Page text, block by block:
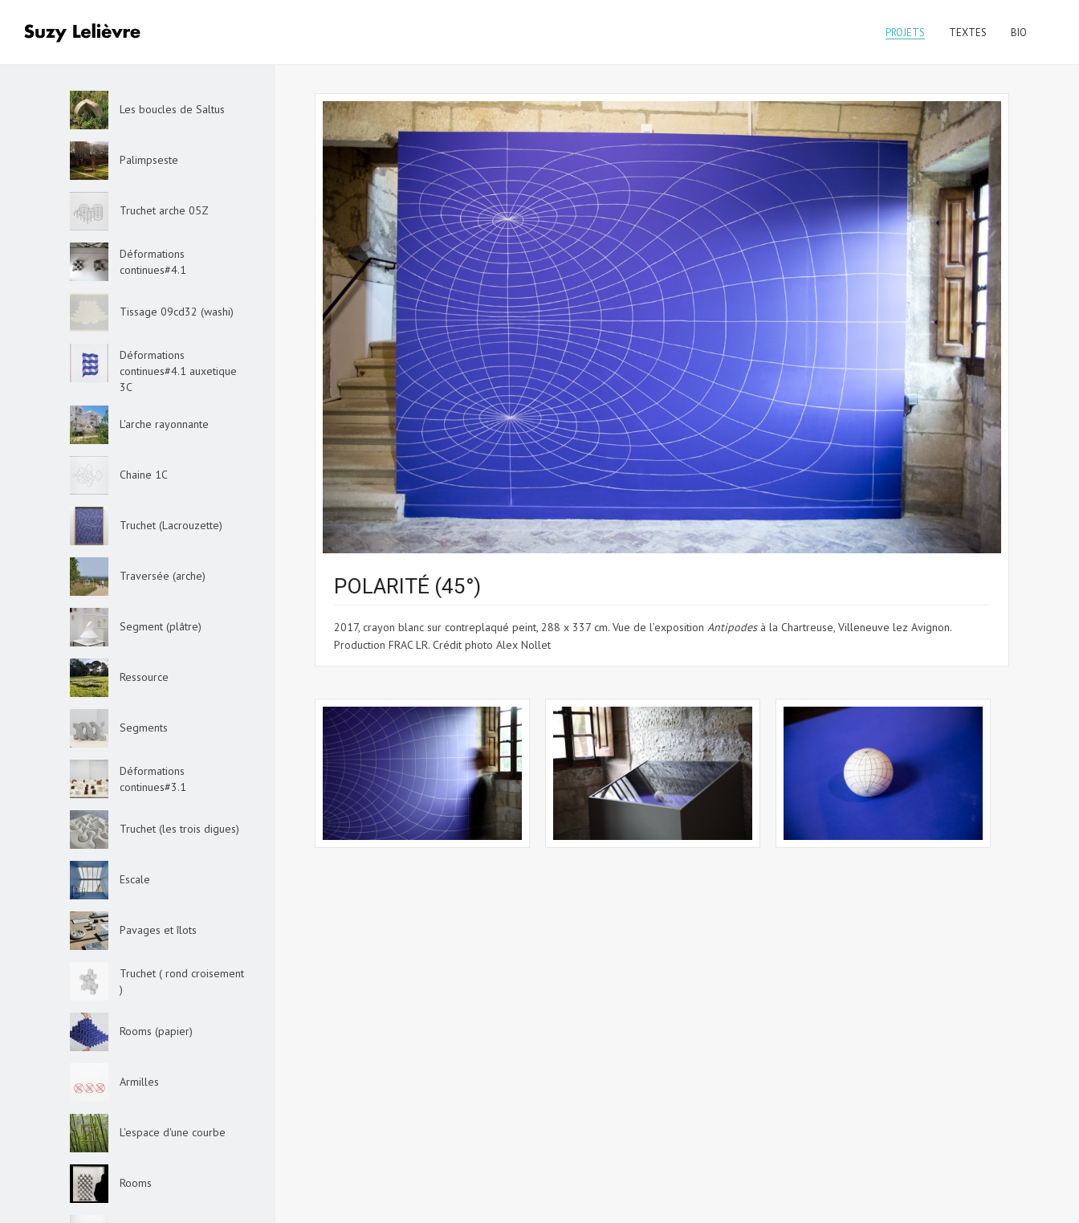
PROJETS TEXTES BIO
POLARITÉ (45°)
2017, crayon blanc sur contreplaqué peint, 288 x 337 cm. Vue de l’exposition Antipodesà la Chartreuse, Villeneuve lez Avignon.
Production FRAC LR. Crédit photo Alex Nollet
Les boucles de Saltus
Palimpseste
Truchet arche 05Z
Déformations
continues#4.1
Tissage 09cd32 (washi)
Déformations
continues#4.1 auxetique
3C
L'arche rayonnante
Chaine 1C
Truchet (Lacrouzette)
Traversée (arche)
Segment (plâtre)
Ressource
Segments
Déformations
continues#3.1
Truchet (les trois digues)
Escale
Pavages et îlots
Truchet ( rond croisement
)
Rooms (papier)
Armilles
L'espace d'une courbe
Rooms